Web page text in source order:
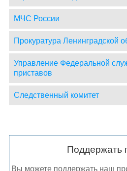
МЧС России
Прокуратура Ленинградской
Управление Федеральной
приставов
Следственный комитет
Поддержать
Вы можете поддержать наш